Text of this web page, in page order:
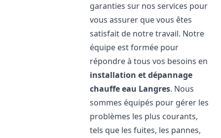
garanties sur nos services pour
vous assurer que vous êtes
satisfait de notre travail. Notre
équipe est formée pour
répondre à tous vos besoins en
installation et dépannage
chauffe eau Langres. Nous
sommes équipés pour gérer les
problèmes les plus courants,
tels que les fuites, les pannes,